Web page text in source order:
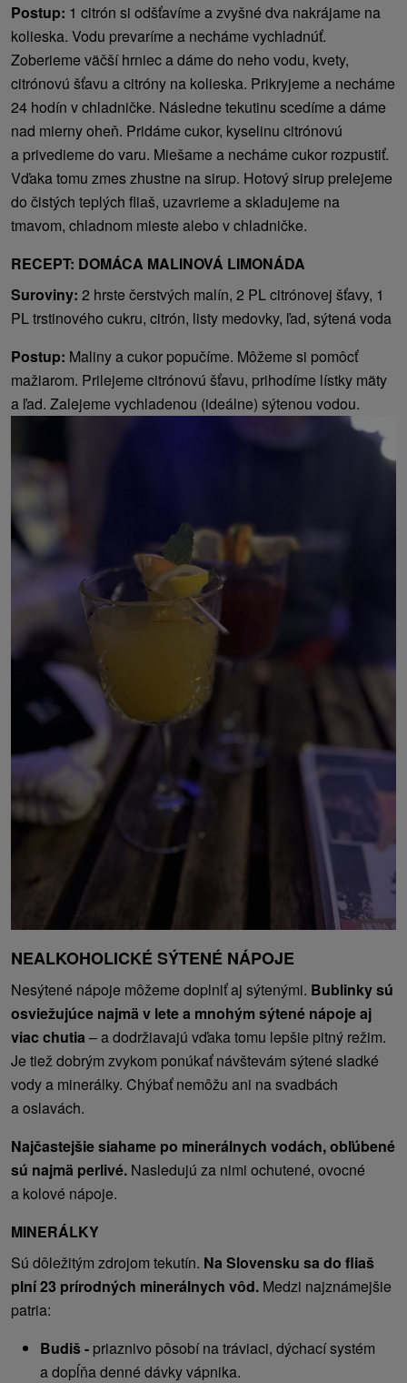
Postup: 1 citrón si odšťavíme a zvyšné dva nakrájame na
kolieska. Vodu prevaríme a necháme vychladnúť.
Zoberieme väčší hrniec a dáme do neho vodu, kvety,
citrónovú šťavu a citróny na kolieska. Prikryjeme a necháme
24 hodín v chladničke. Následne tekutinu scedíme a dáme
nad mierny oheň. Pridáme cukor, kyselinu citrónovú
a privedieme do varu. Miešame a necháme cukor rozpustiť.
Vďaka tomu zmes zhustne na sirup. Hotový sirup prelejeme
do čistých teplých fliaš, uzavrieme a skladujeme na
tmavom, chladnom mieste alebo v chladničke.
RECEPT: DOMÁCA MALINOVÁ LIMONÁDA
Suroviny: 2 hrste čerstvých malín, 2 PL citrónovej šťavy, 1
PL trstinového cukru, citrón, listy medovky, ľad, sýtená voda
Postup: Maliny a cukor popučíme. Môžeme si pomôcť
mažiarom. Prilejeme citrónovú šťavu, prihodíme lístky mäty
a ľad. Zalejeme vychladenou (ideálne) sýtenou vodou.
NEALKOHOLICKÉ SÝTENÉ NÁPOJE
Nesýtené nápoje môžeme doplniť aj sýtenými. Bublinky sú
osviežujúce najmä v lete a mnohým sýtené nápoje aj
viac chutia – a dodržiavajú vďaka tomu lepšie pitný režim.
Je tiež dobrým zvykom ponúkať návštevám sýtené sladké
vody a minerálky. Chýbať nemôžu ani na svadbách
a oslavách.
Najčastejšie siahame po minerálnych vodách, obľúbené
sú najmä perlivé. Nasledujú za nimi ochutené, ovocné
a kolové nápoje.
MINERÁLKY
Sú dôležitým zdrojom tekutín. Na Slovensku sa do fliaš
plní 23 prírodných minerálnych vôd. Medzi najznámejšie
patria:
Budiš - priaznivo pôsobí na tráviaci, dýchací systém
a dopĺňa denné dávky vápnika.